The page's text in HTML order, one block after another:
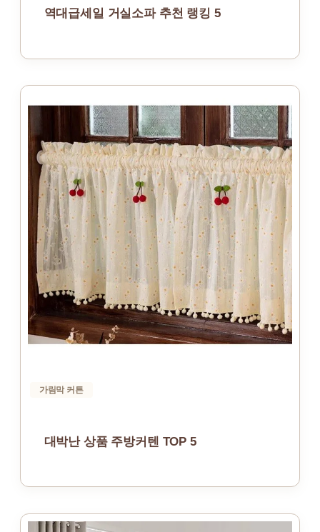
역대급세일 거실소파 추천 랭킹 5
가림막 커튼
대박난 상품 주방커텐 TOP 5